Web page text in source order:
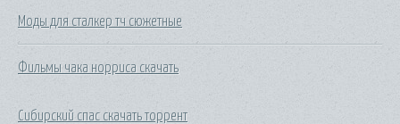
Моды для сталкер тч сюжетные
Фильмы чака норриса скачать
Сибирский спас скачать торрент